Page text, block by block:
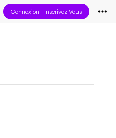
Connexion | Inscrivez-Vous